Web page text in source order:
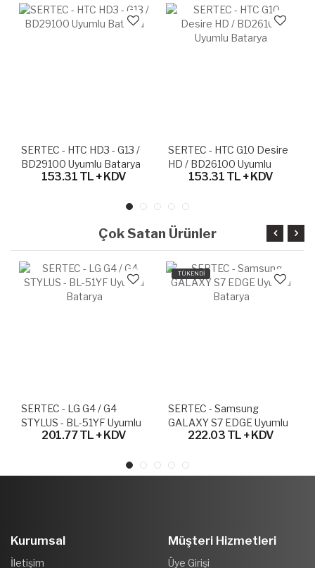
SERTEC - HTC HD3 - G13 /
BD29100 Uyumlu Batarya
153.31 TL + KDV
SERTEC - HTC G10 Desire
HD / BD26100 Uyumlu
Batarya153.31 TL + KDV
Çok Satan Ürünler
SERTEC - LG G4 / G4
STYLUS - BL-51YF Uyumlu
Batarya201.77 TL + KDV
TÜKENDİ
SERTEC - Samsung
GALAXY S7 EDGE Uyumlu
Batarya222.03 TL + KDV
Kurumsal
İletişim
Müşteri Hizmetleri
Üye Girişi